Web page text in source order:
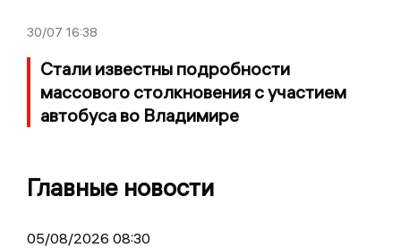
30/07 16:38
Стали известны подробности
массового столкновения с участием
автобуса во Владимире
Главные новости
05/08/2026 08:30